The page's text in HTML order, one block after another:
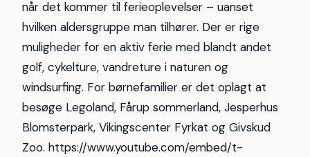
når det kommer til ferieoplevelser – uanset
hvilken aldersgruppe man tilhører. Der er rige
muligheder for en aktiv ferie med blandt andet
golf, cykelture, vandreture i naturen og
windsurfing. For børnefamilier er det oplagt at
besøge Legoland, Fårup sommerland, Jesperhus
Blomsterpark, Vikingscenter Fyrkat og Givskud
Zoo. https://www.youtube.com/embed/t-